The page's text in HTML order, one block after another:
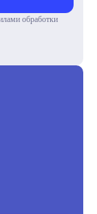
обработки